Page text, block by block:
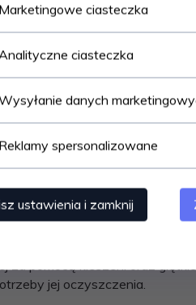
ciepłe
za pomocą kieszeni oraz
jej oczyszczenia.
Marketingowe ciasteczka
ciasteczka
danych
Reklamy spersonalizowane
ustawienia i zamknij